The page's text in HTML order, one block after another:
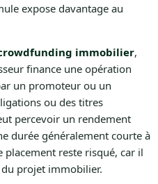
expose davantage au
immobilier,
finance une opération
un promoteur ou un
ou des titres
percevoir un rendement
durée généralement courte à
placement reste risqué, car il
projet immobilier.